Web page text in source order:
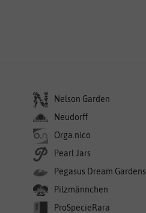
Nelson Garden
Neudorff
Orga.nico
Pearl Jars
Pegasus Dream Gardens
Pilzmännchen
ProSpecieRara